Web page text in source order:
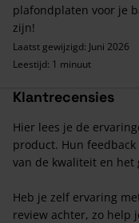
plafondplaten voor je
zijn!
Laatst gewijzigd: Juni 2026
Leestijd: 1 minuut
Klantrecensies
Hier lees je de
product. Hun
van de kwaliteit en het
Heb je zelf ervaring
review achter, zo help